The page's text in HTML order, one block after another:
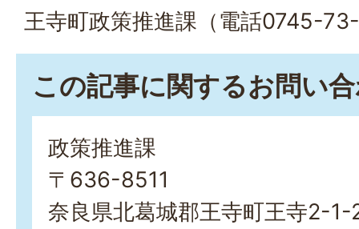
王寺町政策推進課（電話0745-
この記事に関するお問い
政策推進課
〒636-8511
奈良県北葛城郡王寺町王寺2-1-